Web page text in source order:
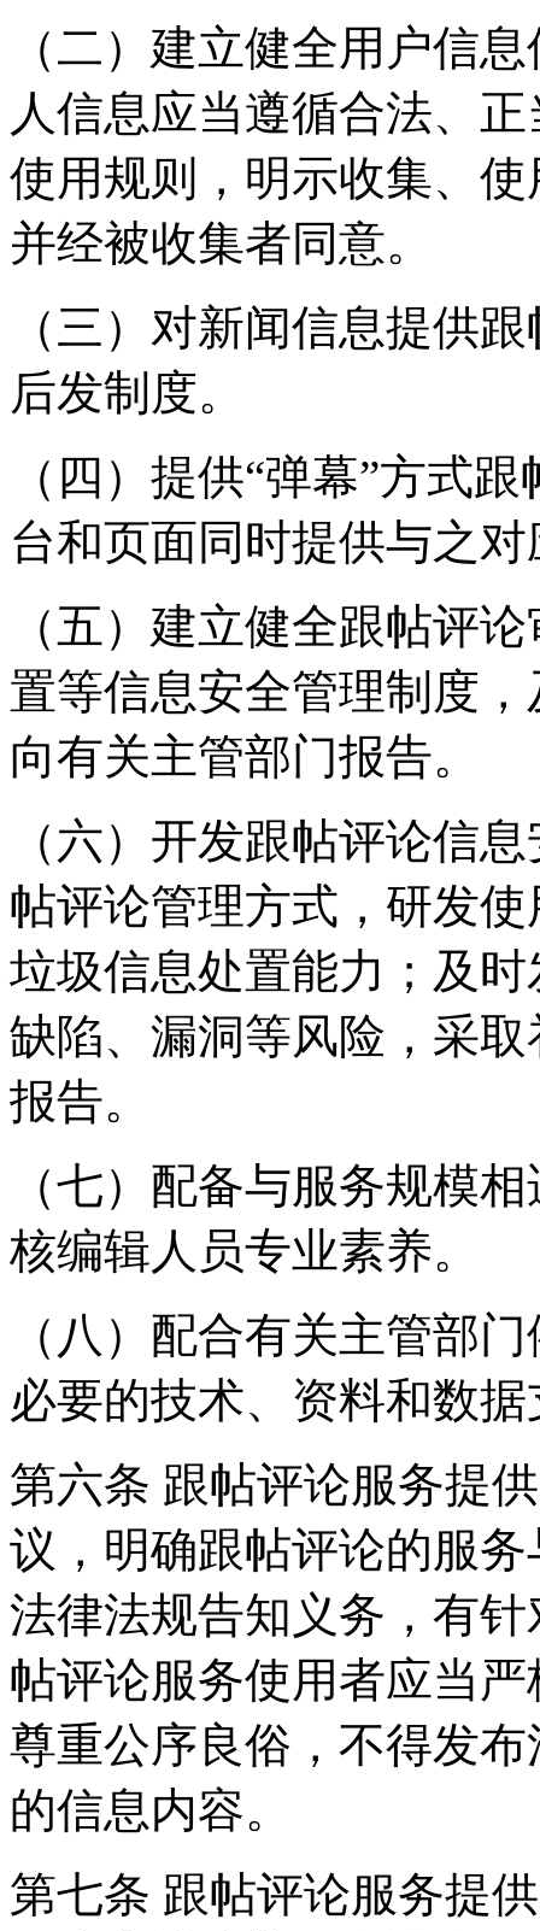
（二）建立健全用户信
人信息应当遵循合法、
使用规则，明示收集、
并经被收集者同意。
（三）对新闻信息提供
后发制度。
（四）提供“弹幕”方式
台和页面同时提供与之
（五）建立健全跟帖评
置等信息安全管理制度
向有关主管部门报告。
（六）开发跟帖评论信
帖评论管理方式，研发
垃圾信息处置能力；及
缺陷、漏洞等风险，采
报告。
（七）配备与服务规模
核编辑人员专业素养。
（八）配合有关主管部
必要的技术、资料和数
第六条 跟帖评论服务提
议，明确跟帖评论的服
法律法规告知义务，有
帖评论服务使用者应当
尊重公序良俗，不得发
的信息内容。
第七条 跟帖评论服务提